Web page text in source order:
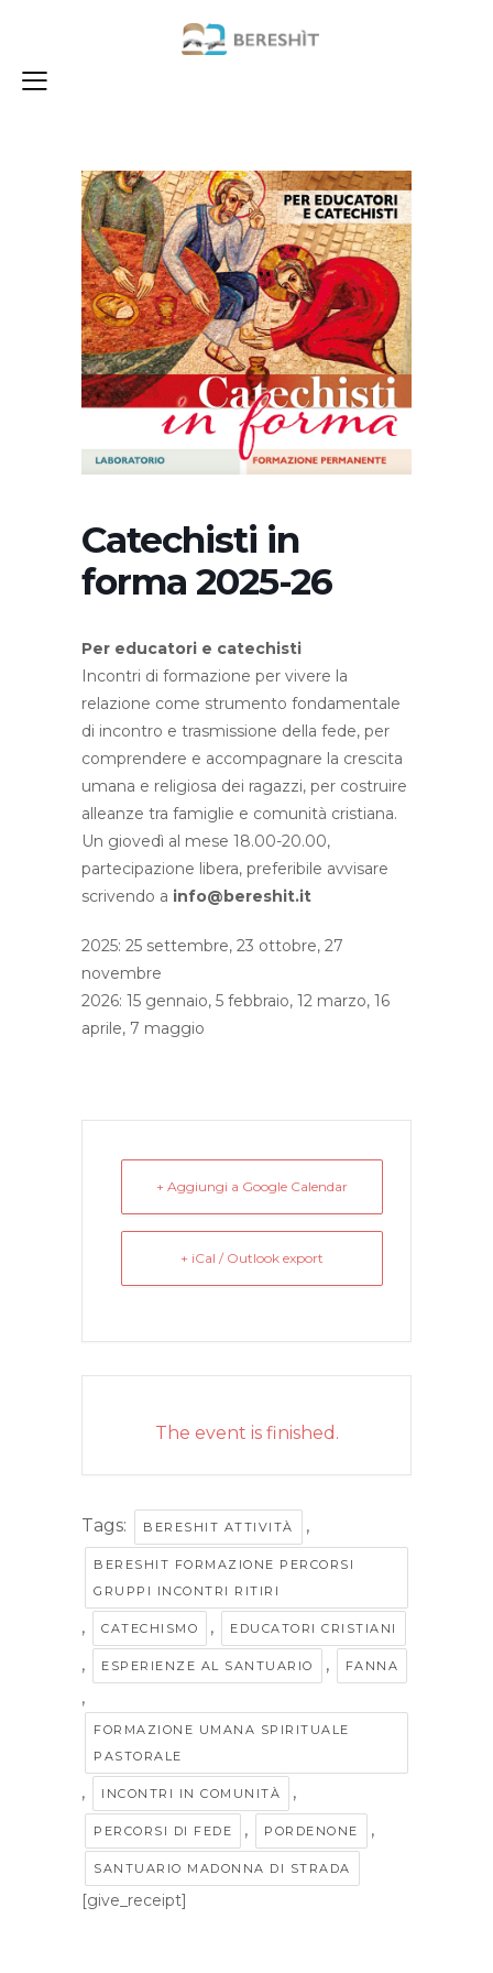
Catechisti in
forma 2025-26
Per educatori e catechisti
Incontri di formazione per vivere la
relazione come strumento fondamentale
di incontro e trasmissione della fede, per
comprendere e accompagnare la crescita
umana e religiosa dei ragazzi, per costruire
alleanze tra famiglie e comunità cristiana.
Un giovedì al mese 18.00-20.00,
partecipazione libera, preferibile avvisare
scrivendo a info@bereshit.it
2025: 25 settembre, 23 ottobre, 27
novembre
2026: 15 gennaio, 5 febbraio, 12 marzo, 16
aprile, 7 maggio
+ Aggiungi a Google Calendar
+ iCal / Outlook export
The event is finished.
Tags: BERESHIT ATTIVITÀ ,
BERESHIT FORMAZIONE PERCORSI
GRUPPI INCONTRI RITIRI
, CATECHISMO , EDUCATORI CRISTIANI
, ESPERIENZE AL SANTUARIO , FANNA
,
FORMAZIONE UMANA SPIRITUALE
PASTORALE
, INCONTRI IN COMUNITÀ ,
PERCORSI DI FEDE , PORDENONE ,
SANTUARIO MADONNA DI STRADA
[give_receipt]